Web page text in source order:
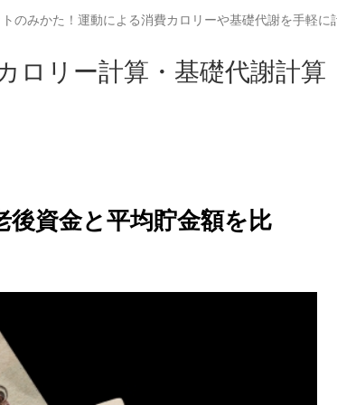
のみかた！運動による消費カロリーや基礎代謝を手軽に
ロリー計算・基礎代謝計算
後資金と平均貯金額を比